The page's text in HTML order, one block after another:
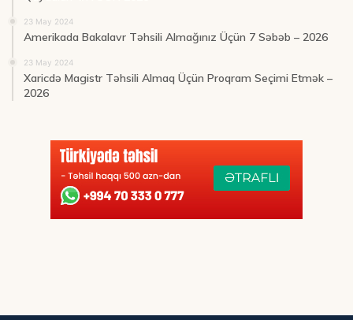
23 May 2024
Amerikada Bakalavr Təhsili Almağınız Üçün 7 Səbəb – 2026
23 May 2024
Xaricdə Magistr Təhsili Almaq Üçün Proqram Seçimi Etmək –
2026